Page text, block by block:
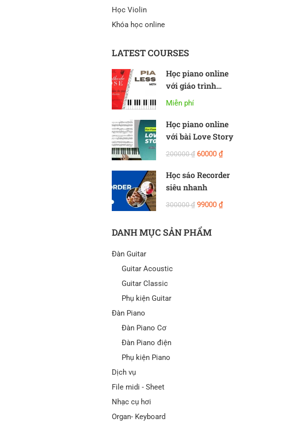
Học Violin
Khóa học online
LATEST COURSES
Học piano online
với giáo trình
Methode Rose
Miễn phí
Học piano online
với bài Love Story
200000 ₫ 60000 ₫
Học sáo Recorder
siêu nhanh
300000 ₫ 99000 ₫
DANH MỤC SẢN PHẨM
Đàn Guitar
Guitar Acoustic
Guitar Classic
Phụ kiện Guitar
Đàn Piano
Đàn Piano Cơ
Đàn Piano điện
Phụ kiện Piano
Dịch vụ
File midi - Sheet
Nhạc cụ hơi
Organ- Keyboard